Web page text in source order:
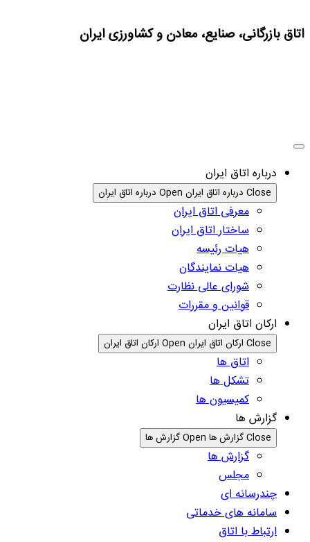
اتاق بازرگانی، صنایع، معادن و کشاورزی ایران
درباره اتاق ایران
Close درباره اتاق ایران Open درباره اتاق ایران
معرفی اتاق ایران
ساختار اتاق ایران
هیات رئیسه
هیات نمایندگان
شورای عالی نظارت
قوانین و مقررات
ارکان اتاق ایران
Close ارکان اتاق ایران Open ارکان اتاق ایران
اتاق ها
تشکل ها
کمیسیون ها
گزارش ها
Close گزارش ها Open گزارش ها
گزارش ها
مجلس
چندرسانه ای
سامانه های خدماتی
ارتباط با اتاق